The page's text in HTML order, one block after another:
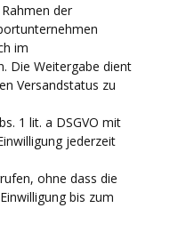
der
im
Die Weitergabe dient
Versandstatus zu
1 lit. a DSGVO mit
jederzeit
ohne dass die
bis zum